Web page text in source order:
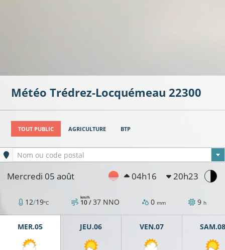
Météo Trédrez-Locquémeau 22300
TOUT PUBLIC AGRICULTURE BTP
Ville sélectionnée
Nom ou code postal
Mercredi 05 août 04h16 20h23
12/19°C 10 /
km/h 37 NNO 0 mm 9 h
MER.05 JEU.06 VEN.07 SAM.08